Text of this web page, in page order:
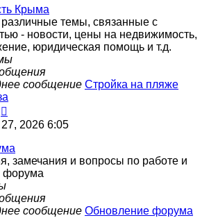
сообщению
Крыма
темы, связанные с
- новости, цены на недвижимость,
юридическая помощь и т.д.
сообщение Стройка на пляже
к
последнему
сообщению
2026 6:05
замечания и вопросы по работе и
форума
сообщение Обновление форума